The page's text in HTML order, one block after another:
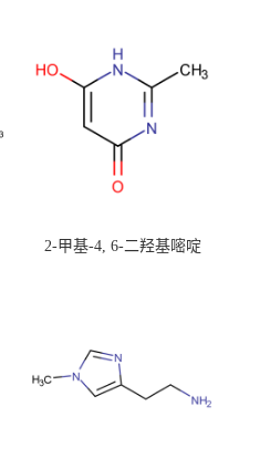
2-甲基-4, 6-二羟基嘧啶